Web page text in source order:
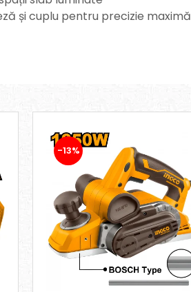
și cuplu pentru precizie maximă
-13%